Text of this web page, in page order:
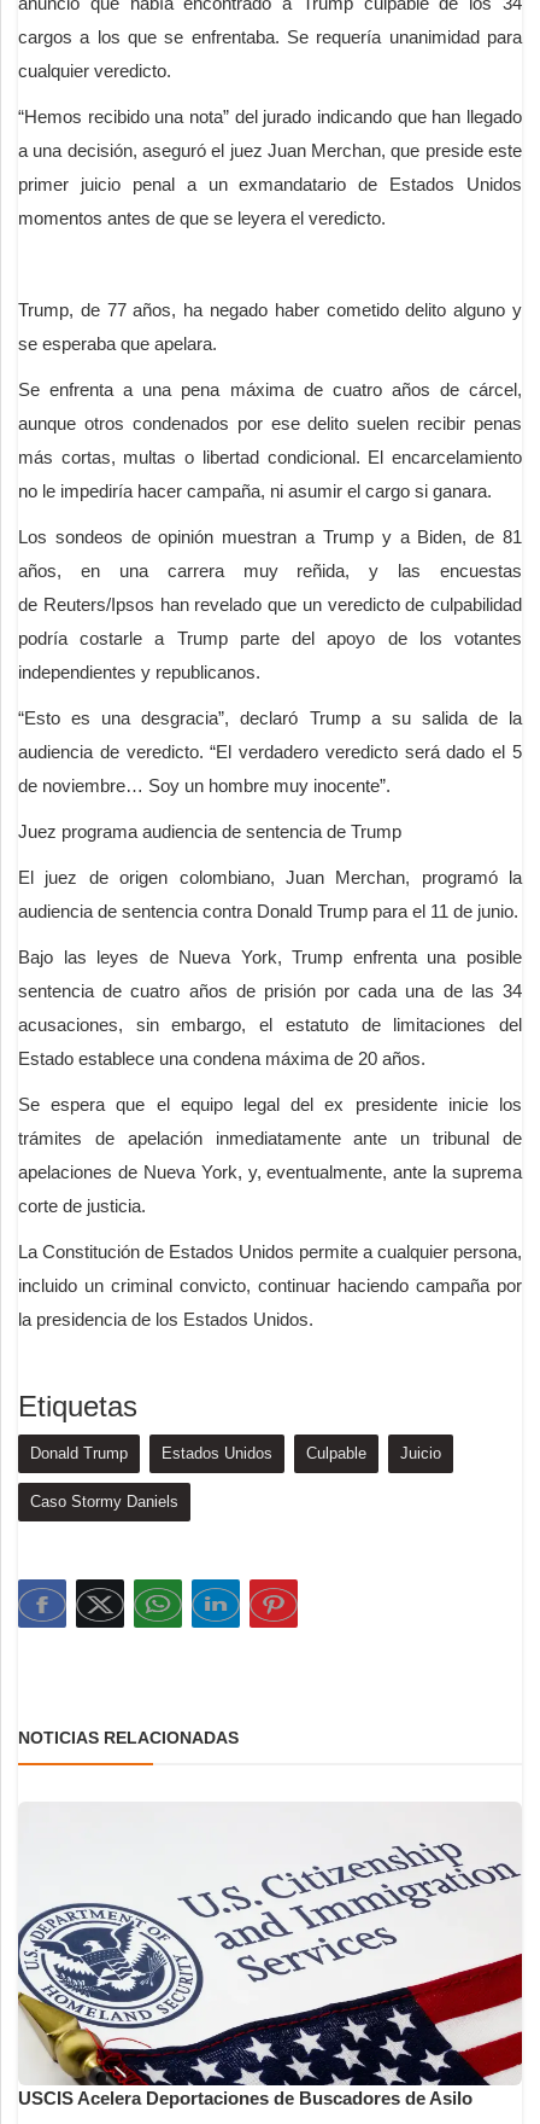
cargos a los que se enfrentaba. Se requería unanimidad para
cualquier veredicto.
“Hemos recibido una nota” del jurado indicando que han llegado
a una decisión, aseguró el juez Juan Merchan, que preside este
primer juicio penal a un exmandatario de Estados Unidos
momentos antes de que se leyera el veredicto.
Trump, de 77 años, ha negado haber cometido delito alguno y
se esperaba que apelara.
Se enfrenta a una pena máxima de cuatro años de cárcel,
aunque otros condenados por ese delito suelen recibir penas
más cortas, multas o libertad condicional. El encarcelamiento
no le impediría hacer campaña, ni asumir el cargo si ganara.
Los sondeos de opinión muestran a Trump y a Biden, de 81
años, en una carrera muy reñida, y las encuestas
de Reuters/Ipsos han revelado que un veredicto de culpabilidad
podría costarle a Trump parte del apoyo de los votantes
independientes y republicanos.
“Esto es una desgracia”, declaró Trump a su salida de la
audiencia de veredicto. “El verdadero veredicto será dado el 5
de noviembre… Soy un hombre muy inocente”.
Juez programa audiencia de sentencia de Trump
El juez de origen colombiano, Juan Merchan, programó la
audiencia de sentencia contra Donald Trump para el 11 de junio.
Bajo las leyes de Nueva York, Trump enfrenta una posible
sentencia de cuatro años de prisión por cada una de las 34
acusaciones, sin embargo, el estatuto de limitaciones del
Estado establece una condena máxima de 20 años.
Se espera que el equipo legal del ex presidente inicie los
trámites de apelación inmediatamente ante un tribunal de
apelaciones de Nueva York, y, eventualmente, ante la suprema
corte de justicia.
La Constitución de Estados Unidos permite a cualquier persona,
incluido un criminal convicto, continuar haciendo campaña por
la presidencia de los Estados Unidos.
Etiquetas
Donald Trump Estados Unidos Culpable Juicio
Caso Stormy Daniels
NOTICIAS RELACIONADAS
USCIS Acelera Deportaciones de Buscadores de Asilo